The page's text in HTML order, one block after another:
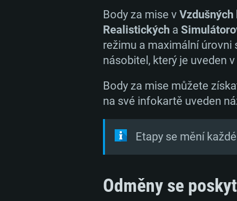
Body za mise v Vzdušných
Realistických a
režimu a maximální úrovni
násobitel, který je uveden
Body za mise můžete
na své infokartě uveden
Etapy se mění
Odměny se